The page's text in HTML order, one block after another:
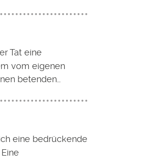
Tat eine
vom eigenen
betenden…
eine bedrückende